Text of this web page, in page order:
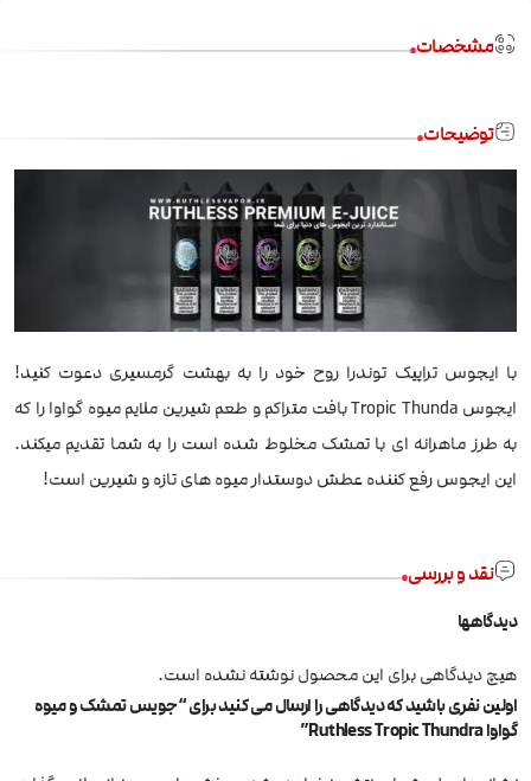
مشخصات
توضیحات
با ایجوس تراپیک توندرا روح خود را به بهشت گرمسیری دعوت کنید!
ایجوس Tropic Thunda بافت متراکم و طعم شیرین ملایم میوه گواوا را که
به طرز ماهرانه ای با تمشک مخلوط شده است را به شما تقدیم میکند.
این ایجوس رفع کننده عطش دوستدار میوه های تازه و شیرین است!
نقد و بررسی
دیدگاهها
هیچ دیدگاهی برای این محصول نوشته نشده است.
اولین نفری باشید که دیدگاهی را ارسال می کنید برای “جویس تمشک و میوه
گواوا Ruthless Tropic Thundra”